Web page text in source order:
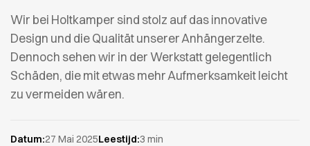
Wir bei Holtkamper sind stolz auf das innovative
Design und die Qualität unserer Anhängerzelte.
Dennoch sehen wir in der Werkstatt gelegentlich
Schäden, die mit etwas mehr Aufmerksamkeit leicht
zu vermeiden wären.
Datum:27 Mai 2025Leestijd:3 min